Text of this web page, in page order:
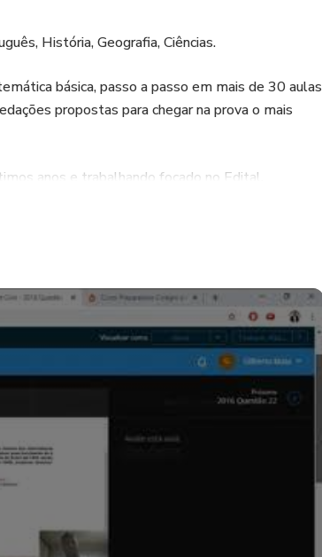
História, Geografia, Ciências.
básica, passo a passo em mais de 30 aulas
propostas para chegar na prova o mais
anos e trabalhando focado no Edital.